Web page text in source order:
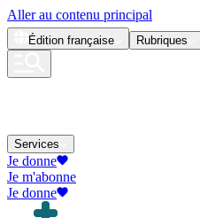
Aller au contenu principal
Édition française Rubriques
Services
Je donne
Je m'abonne
Je donne